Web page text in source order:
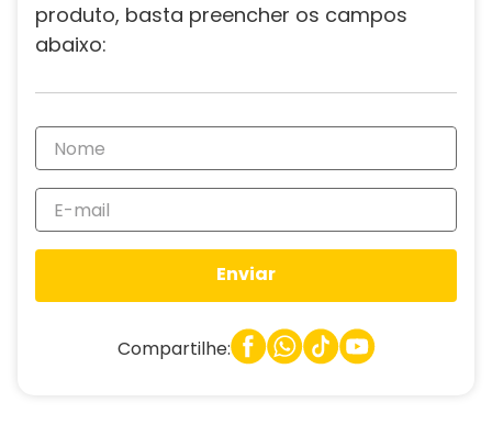
produto, basta preencher os campos
abaixo:
Enviar
Compartilhe: